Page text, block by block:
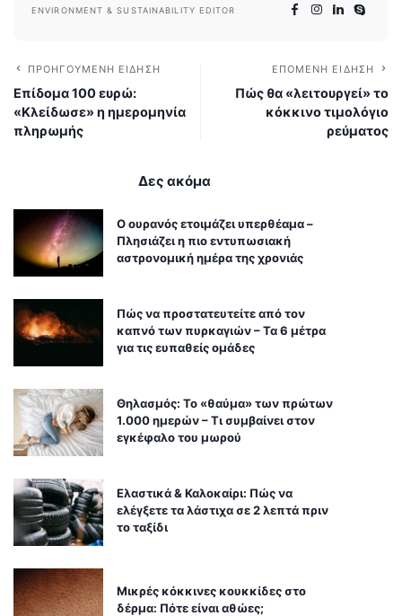
ENVIRONMENT & SUSTAINABILITY EDITOR
ΠΡΟΗΓΟΎΜΕΝΗ ΕΊΔΗΣΗ
Επίδομα 100 ευρώ:
«Κλείδωσε» η ημερομηνία
πληρωμής
ΕΠΌΜΕΝΗ ΕΊΔΗΣΗ
Πώς θα «λειτουργεί» το
κόκκινο τιμολόγιο
ρεύματος
Δες ακόμα
Ο ουρανός ετοιμάζει υπερθέαμα –
Πλησιάζει η πιο εντυπωσιακή
αστρονομική ημέρα της χρονιάς
Πώς να προστατευτείτε από τον
καπνό των πυρκαγιών – Τα 6 μέτρα
για τις ευπαθείς ομάδες
Θηλασμός: Το «θαύμα» των πρώτων
1.000 ημερών – Τι συμβαίνει στον
εγκέφαλο του μωρού
Ελαστικά & Καλοκαίρι: Πώς να
ελέγξετε τα λάστιχα σε 2 λεπτά πριν
το ταξίδι
Μικρές κόκκινες κουκκίδες στο
δέρμα: Πότε είναι αθώες;